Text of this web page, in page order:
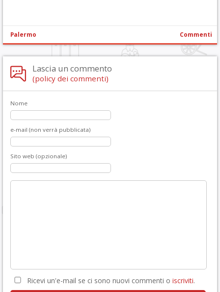
Palermo Commenti
Lascia un commento
(policy dei commenti)
Nome
e-mail (non verrà pubblicata)
Sito web (opzionale)
Ricevi un'e-mail se ci sono nuovi commenti o iscriviti.